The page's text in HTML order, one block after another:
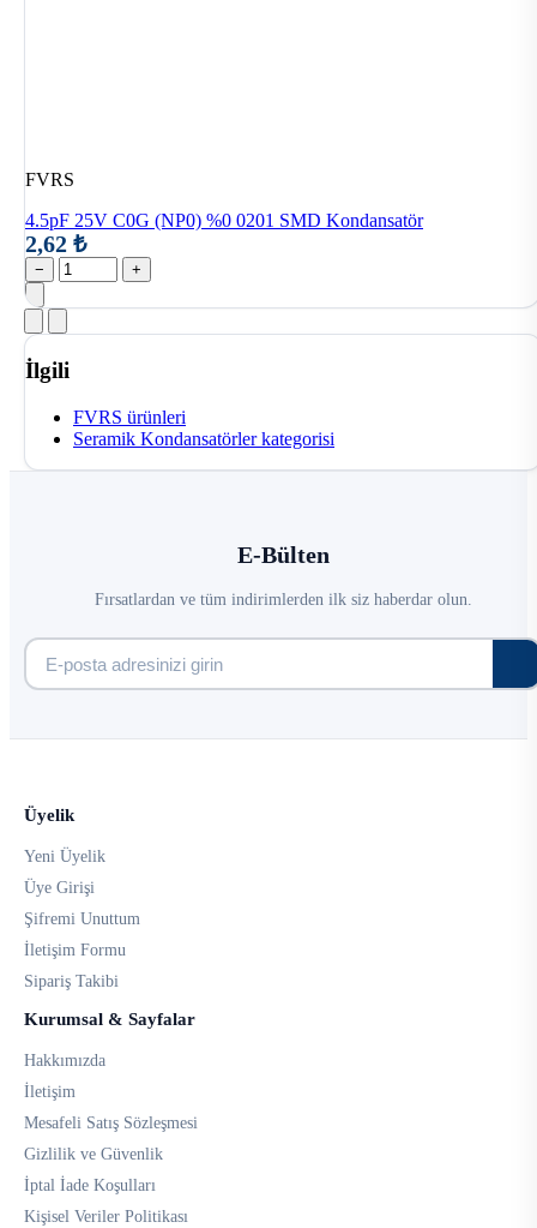
FVRS
4.5pF 25V C0G (NP0) %0 0201 SMD Kondansatör
2,62 ₺
− +
İlgili
FVRS ürünleri
Seramik Kondansatörler kategorisi
E-Bülten
Fırsatlardan ve tüm indirimlerden ilk siz haberdar olun.
Üyelik
Yeni Üyelik
Üye Girişi
Şifremi Unuttum
İletişim Formu
Sipariş Takibi
Kurumsal & Sayfalar
Hakkımızda
İletişim
Mesafeli Satış Sözleşmesi
Gizlilik ve Güvenlik
İptal İade Koşulları
Kişisel Veriler Politikası